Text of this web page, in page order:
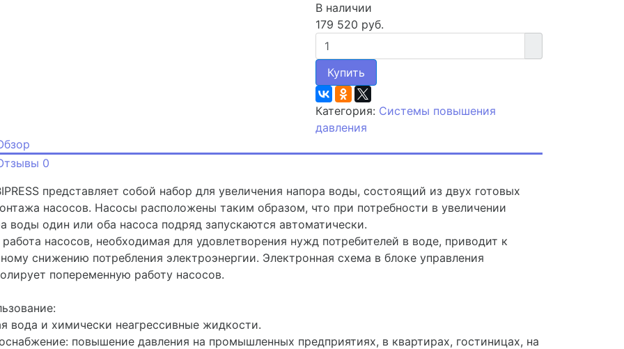
В наличии
179 520 руб.
Купить
Категория: Системы повышения
давления
0
представляет собой набор для увеличения напора воды, состоящий из двух готовых
насосов. Насосы расположены таким образом, что при потребности в увеличении
воды один или оба насоса подряд запускаются автоматически.
работа насосов, необходимая для удовлетворения нужд потребителей в воде, приводит к
снижению потребления электроэнергии. Электронная схема в блоке управления
попеременную работу насосов.
вода и химически неагрессивные жидкости.
повышение давления на промышленных предприятиях, в квартирах, гостиницах, на